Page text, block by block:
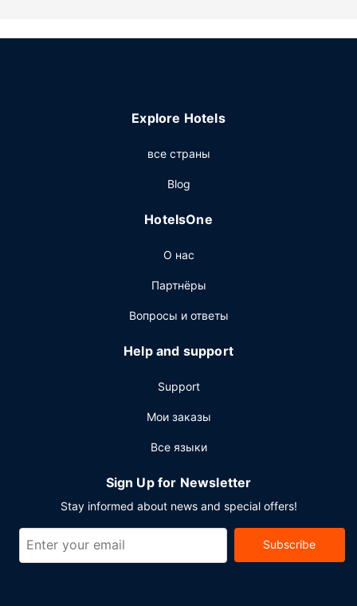
сейфы и письменные столы. Уборка номеров
отдыха и развлечений, такими как крытый бассейн,
дополнительные услуги и удобства: услуги по
проведению бракосочетаний и камин в холле.
Бесплатный завтрак (шведский стол) предлагается
Для удобства гостей предоставляется следующее:
круглосуточный бизнес-центр, круглосуточная работа
стойки регистрации и хранение багажа.
Предоставляется парковка для грузовиков, автобусов
Explore Hotels
все страны
Blog
HotelsOne
О нас
Партнёры
Вопросы и ответы
Help and support
Support
Мои заказы
Все языки
Sign Up for Newsletter
Stay informed about news and special offers!
Subscribe